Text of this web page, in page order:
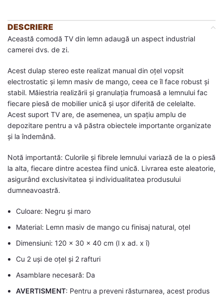
DESCRIERE
Această comodă TV din lemn adaugă un aspect industrial
camerei dvs. de zi.
Acest dulap stereo este realizat manual din oțel vopsit
electrostatic și lemn masiv de mango, ceea ce îl face robust și
stabil. Măiestria realizării și granulația frumoasă a lemnului fac
fiecare piesă de mobilier unică și ușor diferită de celelalte.
Acest suport TV are, de asemenea, un spațiu amplu de
depozitare pentru a vă păstra obiectele importante organizate
și la îndemână.
Notă importantă: Culorile și fibrele lemnului variază de la o piesă
la alta, fiecare dintre acestea fiind unică. Livrarea este aleatorie,
asigurând exclusivitatea și individualitatea produsului
dumneavoastră.
Culoare: Negru și maro
Material: Lemn masiv de mango cu finisaj natural, oțel
Dimensiuni: 120 x 30 x 40 cm (l x ad. x î)
Cu 2 uși de oțel și 2 rafturi
Asamblare necesară: Da
AVERTISMENT: Pentru a preveni răsturnarea, acest produs